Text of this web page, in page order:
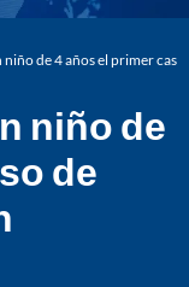
niño de 4 años el primer
niño de
de